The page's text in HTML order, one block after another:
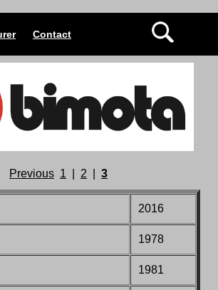
Contact
Previous 1 2 3
2016
1978
1981